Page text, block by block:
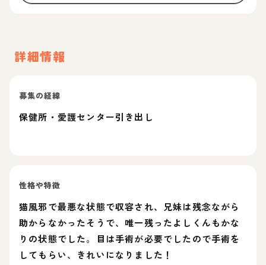
詳細情報
募集の経緯
保健所・愛護センター引き出し
性格や特徴
猫風邪で最悪な状態で収容され、兄妹は残念ながら
助からなかったそうで、唯一残ったよしくんもかな
りの状態でした。目は手術が必要でしたので手術を
してもらい、きれいになりました！